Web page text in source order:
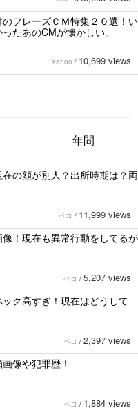
フレーズＣＭ特集２０選！い
たあのCMが懐かしい。
kanon / 10,699 views
年間
の顔が別人？出所時期は？両
ペコ / 11,999 views
！現在も異常行動をしてるが
ペコ / 5,207 views
ク高すぎ！現在はどうして
ペコ / 2,397 views
像や犯罪歴！
ペコ / 1,884 views